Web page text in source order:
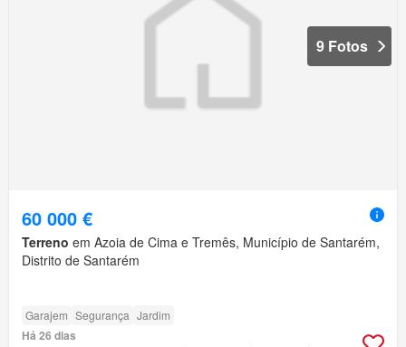
9 Fotos
60 000 €
Terreno em Azoia de Cima e Tremês, Município de Santarém,
Distrito de Santarém
Garajem Segurança Jardim
Há 26 dias